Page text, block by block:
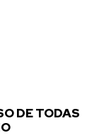
DE TODAS